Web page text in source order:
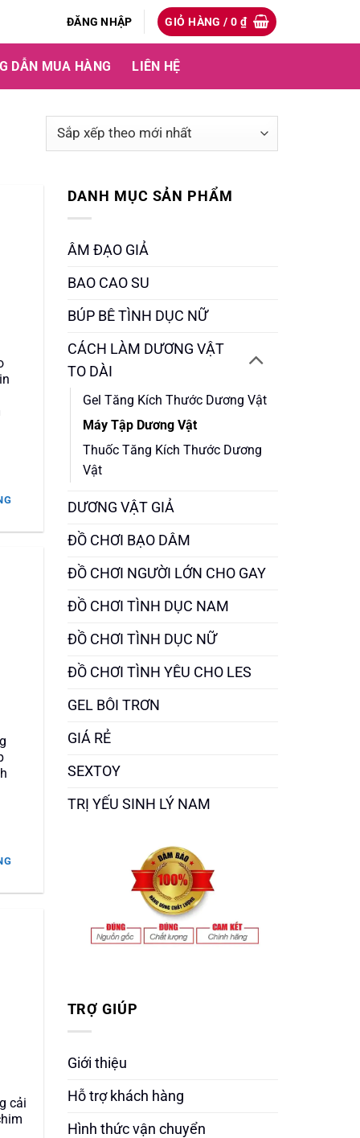
ĐĂNG NHẬP GIỎ HÀNG /0 ₫
DẪN MUA HÀNG LIÊN HỆ
cải
DANH MỤC SẢN PHẨM
ÂM ĐẠO GIẢ
BAO CAO SU
BÚP BÊ TÌNH DỤC NỮ
CÁCH LÀM DƯƠNG VẬT
TO DÀI
Gel Tăng Kích Thước Dương Vật
Máy Tập Dương Vật
Thuốc Tăng Kích Thước Dương
Vật
DƯƠNG VẬT GIẢ
ĐỒ CHƠI BẠO DÂM
ĐỒ CHƠI NGƯỜI LỚN CHO GAY
ĐỒ CHƠI TÌNH DỤC NAM
ĐỒ CHƠI TÌNH DỤC NỮ
ĐỒ CHƠI TÌNH YÊU CHO LES
GEL BÔI TRƠN
GIÁ RẺ
SEXTOY
TRỊ YẾU SINH LÝ NAM
TRỢ GIÚP
Giới thiệu
Hỗ trợ khách hàng
Hình thức vận chuyển